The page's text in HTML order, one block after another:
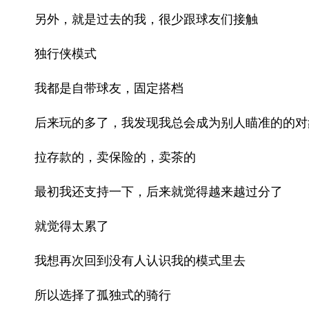
另外，就是过去的我，很少跟球友们接触
独行侠模式
我都是自带球友，固定搭档
后来玩的多了，我发现我总会成为别人瞄准的的
拉存款的，卖保险的，卖茶的
最初我还支持一下，后来就觉得越来越过分了
就觉得太累了
我想再次回到没有人认识我的模式里去
所以选择了孤独式的骑行